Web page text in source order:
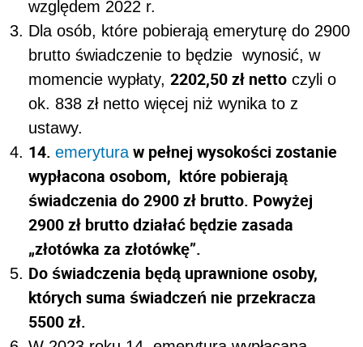
względem 2022 r.
Dla osób, które pobierają emeryturę do 2900
brutto świadczenie to będzie wynosić, w
momencie wypłaty, 2202,50 zł netto czyli o
ok. 838 zł netto więcej niż wynika to z
ustawy.
14. emeryturaw pełnej wysokości zostanie
wypłacona osobom, które pobierają
świadczenia do 2900 zł brutto. Powyżej
2900 zł brutto działać będzie zasada
„złotówka za złotówkę”.
Do świadczenia będą uprawnione osoby,
których suma świadczeń nie przekracza
5500 zł.